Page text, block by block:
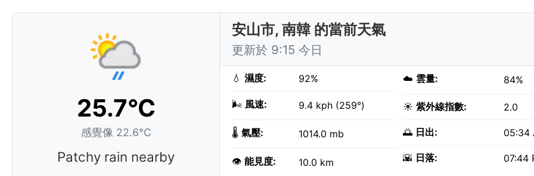
25.7°C
感覺像 22.6°C
Patchy rain nearby
安山市, 南韓 的當前天氣
更新於 9:15 今日
💧 濕度: 92%
🌬️ 風速: 9.4 kph (259°)
🌡️ 氣壓: 1014.0 mb
👁️ 能見度: 10.0 km
☁️ 雲量: 84%
☀️ 紫外線指數: 2.0
🌅 日出: 05:34
🌇 日落: 07:44